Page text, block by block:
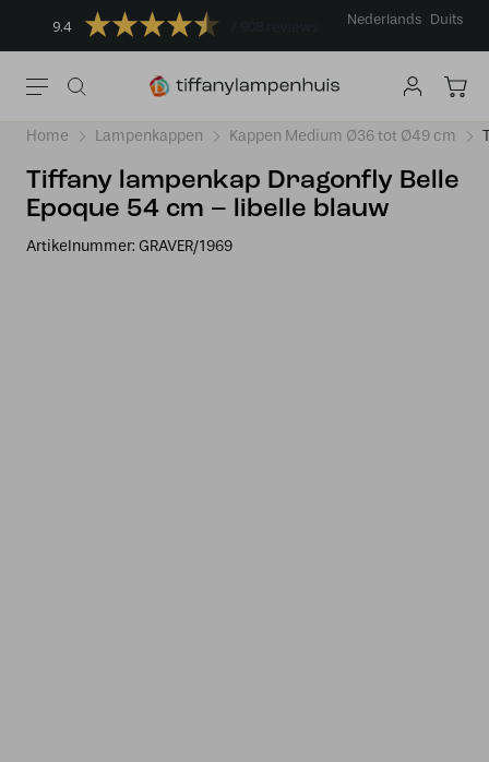
9.4 Nederlands Duits
Home Lampenkappen Kappen Medium Ø36 tot Ø49 cm
Tiffany lampenkap Dragonfly Belle
Epoque 54 cm – libelle blauw
Artikelnummer: GRAVER/1969